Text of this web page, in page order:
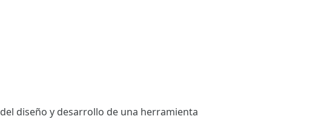
diseño y desarrollo de una herramienta